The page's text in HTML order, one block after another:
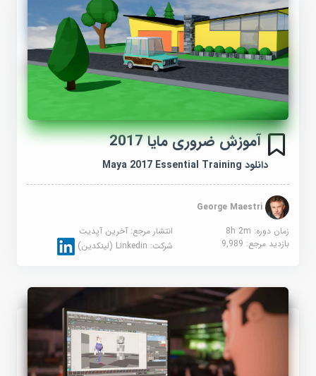
آموزش ضروری مایا 2017
دانلود Maya 2017 Essential Training
George Maestri
زمان دوره: 8h 2m
انتشار مرجع:آخرین آپدیت
بازدید مرجع:9,989 شرکت:Linkedin (لینکدین)